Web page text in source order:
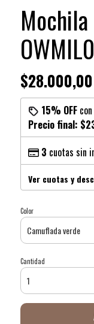
$28.000,00
15% OFFcon
Precio final:
3 cuotas sin
Ver cuotas y
Color
Cantidad